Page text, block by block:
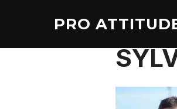
PRO